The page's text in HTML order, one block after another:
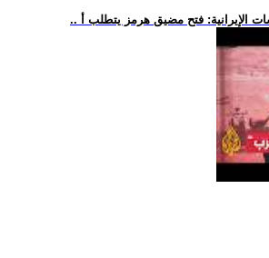
الإيرانية: فتح مضيق هرمز يتطلب أ